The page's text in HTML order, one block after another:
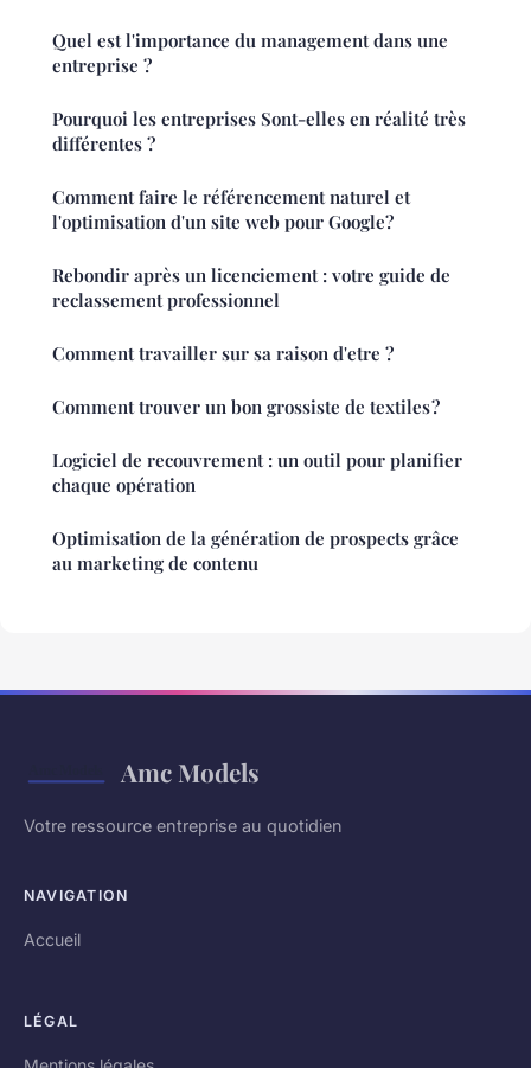
Quel est l'importance du management dans une
entreprise ?
Pourquoi les entreprises Sont-elles en réalité très
différentes ?
Comment faire le référencement naturel et
l'optimisation d'un site web pour Google?
Rebondir après un licenciement : votre guide de
reclassement professionnel
Comment travailler sur sa raison d'etre ?
Comment trouver un bon grossiste de textiles ?
Logiciel de recouvrement : un outil pour planifier
chaque opération
Optimisation de la génération de prospects grâce
au marketing de contenu
Amc Models
Votre ressource entreprise au quotidien
NAVIGATION
Accueil
LÉGAL